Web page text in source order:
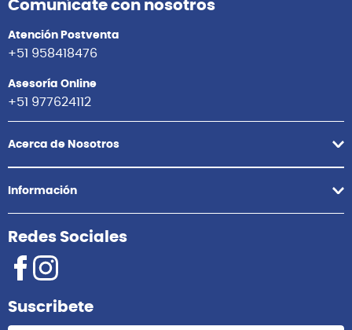
Comunícate con nosotros
Atención Postventa
+51 958418476
Asesoría Online
+51 977624112
Acerca de Nosotros
Información
Redes Sociales
Suscribete